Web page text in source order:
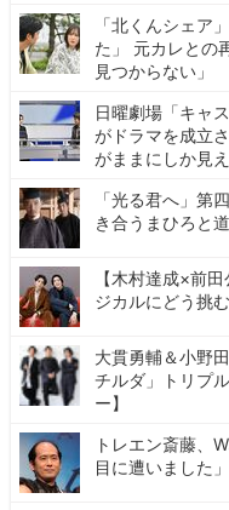
「北くんシェア
た」 元カレとの
見つからない」
日曜劇場「キャ
がドラマを成立
がままにしか見え
「光る君へ」第
き合うまひろと
【木村達成×前
ジカルにどう挑
大貫勇輔＆小野
チルダ」トリプ
ー】
トレエン斎藤、
目に遭いました」